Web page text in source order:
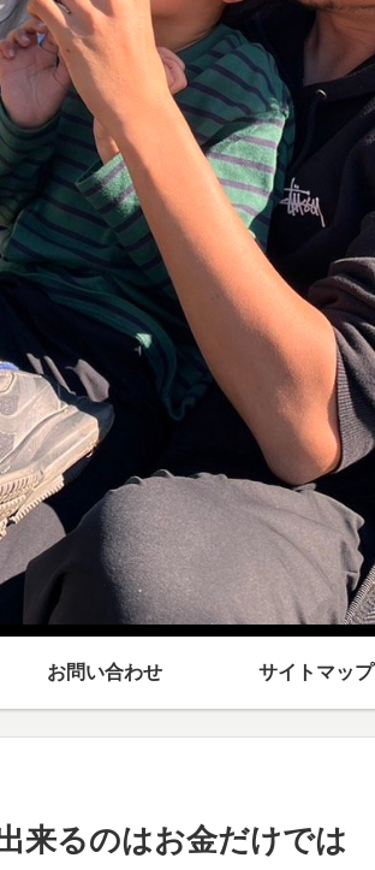
お問い合わせ サイトマップ
来るのはお金だけでは